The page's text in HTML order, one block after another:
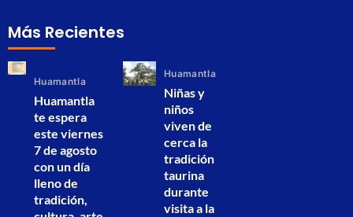
Más Recientes
Huamantla
Huamantla
te espera
este viernes
7 de agosto
con un día
lleno de
tradición,
Huamantla
Niñas y
niños
viven de
cerca la
tradición
taurina
durante
visita a la